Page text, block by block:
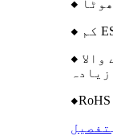
◆ ہائی وولٹیج برداشت کرنے والا (100V
تفصیل